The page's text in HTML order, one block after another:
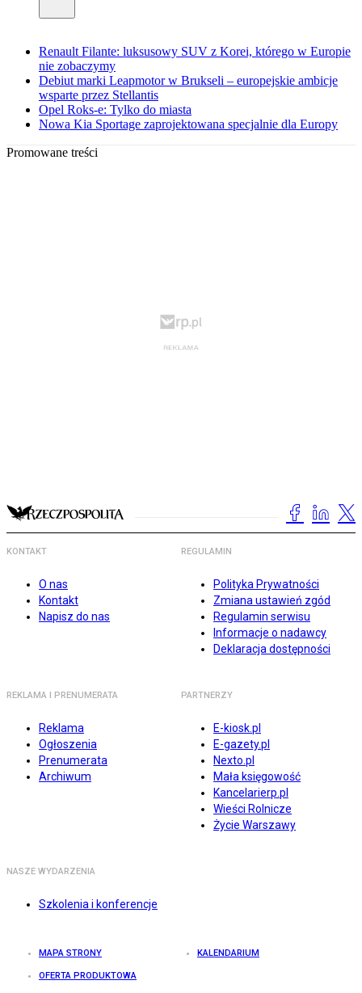
Renault Filante: luksusowy SUV z Korei, którego w Europie
nie zobaczymy
Debiut marki Leapmotor w Brukseli – europejskie ambicje
wsparte przez Stellantis
Opel Roks-e: Tylko do miasta
Nowa Kia Sportage zaprojektowana specjalnie dla Europy
Promowane treści
KONTAKT
O nas
Kontakt
Napisz do nas
REGULAMIN
Polityka Prywatności
Zmiana ustawień zgód
Regulamin serwisu
Informacje o nadawcy
Deklaracja dostępności
REKLAMA I PRENUMERATA
Reklama
Ogłoszenia
Prenumerata
Archiwum
PARTNERZY
E-kiosk.pl
E-gazety.pl
Nexto.pl
Mała księgowość
Kancelarierp.pl
Wieści Rolnicze
Życie Warszawy
NASZE WYDARZENIA
Szkolenia i konferencje
MAPA STRONY KALENDARIUM
OFERTA PRODUKTOWA